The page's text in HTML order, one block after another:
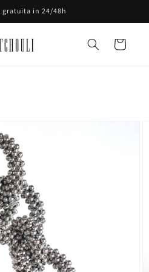
gratuita in 24/48h
Carrello